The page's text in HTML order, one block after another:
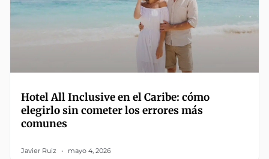
Hotel All Inclusive en el Caribe: cómo
elegirlo sin cometer los errores más
comunes
Javier Ruiz mayo 4, 2026